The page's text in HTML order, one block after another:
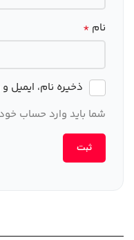
نام *
ذخیره نام، ایمیل
شما باید وارد حساب